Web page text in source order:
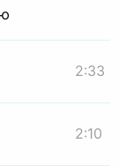
2:33
2:10